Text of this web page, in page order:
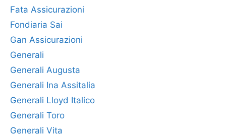
Fata Assicurazioni
Fondiaria Sai
Gan Assicurazioni
Generali
Generali Augusta
Generali Ina Assitalia
Generali Lloyd Italico
Generali Toro
Generali Vita